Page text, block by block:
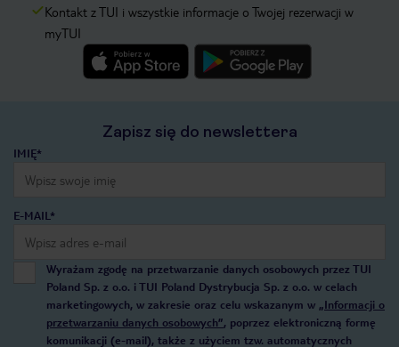
Kontakt z TUI i wszystkie informacje o Twojej rezerwacji w
myTUI
Zapisz się do newslettera
IMIĘ*
E-MAIL*
Wyrażam zgodę na przetwarzanie danych osobowych przez TUI
Poland Sp. z o.o. i TUI Poland Dystrybucja Sp. z o.o. w celach
marketingowych, w zakresie oraz celu wskazanym w „Informacji o
przetwarzaniu danych osobowych”, poprzez elektroniczną formę
komunikacji (e-mail), także z użyciem tzw. automatycznych